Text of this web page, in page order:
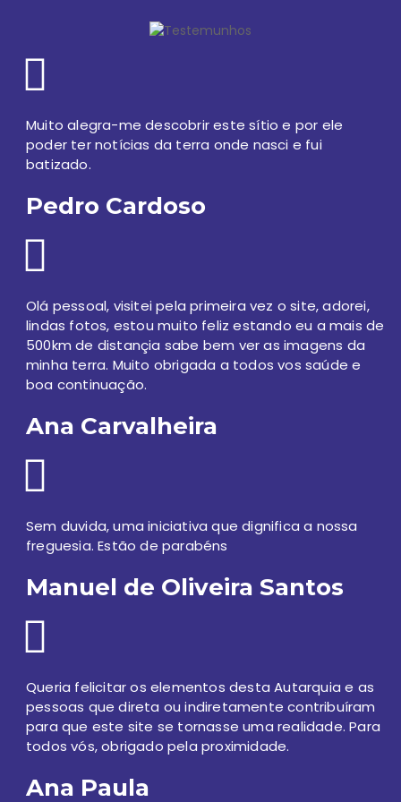
Muito alegra-me descobrir este sítio e por ele
poder ter notícias da terra onde nasci e fui
batizado.
Pedro Cardoso
Olá pessoal, visitei pela primeira vez o site, adorei,
lindas fotos, estou muito feliz estando eu a mais de
500km de distançia sabe bem ver as imagens da
minha terra. Muito obrigada a todos vos saúde e
boa continuação.
Ana Carvalheira
Sem duvida, uma iniciativa que dignifica a nossa
freguesia. Estão de parabéns
Manuel de Oliveira Santos
Queria felicitar os elementos desta Autarquia e as
pessoas que direta ou indiretamente contribuíram
para que este site se tornasse uma realidade. Para
todos vós, obrigado pela proximidade.
Ana Paula